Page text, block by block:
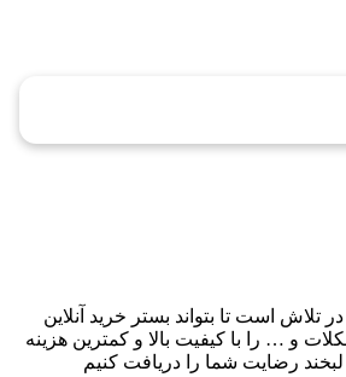
تلاش است تا بتواند بستر خرید آنلاین
و … را با کیفیت بالا و کمترین هزینه
رضایت شما را دریافت کنیم